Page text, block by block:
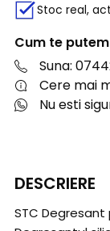
Stoc real,
Cum te
Suna:
Cere mai
Nu esti
DESCRIERE
STC